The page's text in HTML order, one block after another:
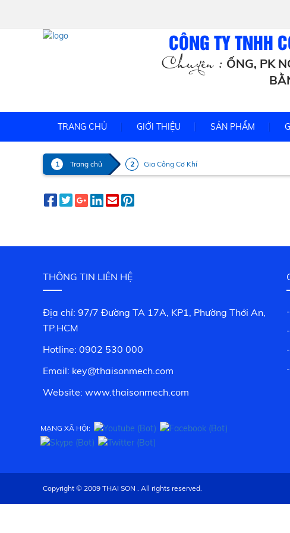
CÔNG TY TNHH
Chuyên : ỐNG, PK
TRANG CHỦ GIỚI THIỆU SẢN PHẨM
Trang chủ Gia Công Cơ Khí
THÔNG TIN LIÊN HỆ
Địa chỉ: 97/7 Đường TA 17A, KP1, Phường Thới An,
TP.HCM
Hotline: 0902 530 000
Email: key@thaisonmech.com
Website: www.thaisonmech.com
MẠNG XÃ HỘI:
Copyright © 2009 THAI SON . All rights reserved.